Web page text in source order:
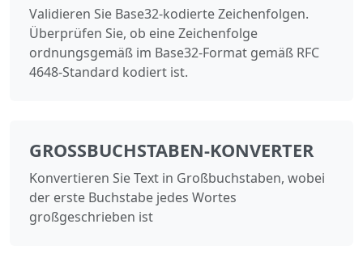
Validieren Sie Base32-kodierte Zeichenfolgen.
Überprüfen Sie, ob eine Zeichenfolge
ordnungsgemäß im Base32-Format gemäß RFC
4648-Standard kodiert ist.
GROSSBUCHSTABEN-KONVERTER
Konvertieren Sie Text in Großbuchstaben, wobei
der erste Buchstabe jedes Wortes
großgeschrieben ist